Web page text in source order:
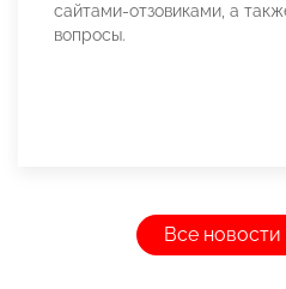
сайтами-отзовиками, а
вопросы.
Все новости